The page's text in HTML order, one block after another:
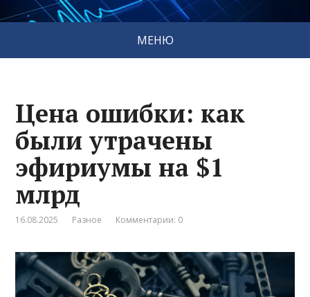
МЕНЮ
Цена ошибки: как
были утрачены
эфириумы на $1
млрд
16.08.2025 Разное Комментарии: 0